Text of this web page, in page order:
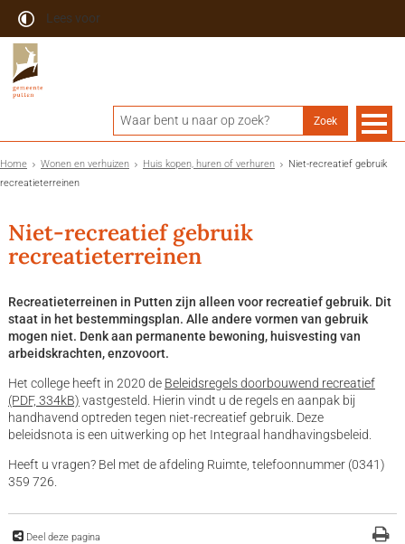
Lees voor
Home Wonen en verhuizen Huis kopen, huren of verhuren
Niet-recreatief gebruik
recreatieterreinen
Niet-recreatief gebruik
recreatieterreinen
Recreatieterreinen in Putten zijn alleen voor recreatief gebruik. Dit
staat in het bestemmingsplan. Alle andere vormen van gebruik
mogen niet. Denk aan permanente bewoning, huisvesting van
arbeidskrachten, enzovoort.
Het college heeft in 2020 de Beleidsregels doorbouwend recreatief
(PDF, 334kB) vastgesteld. Hierin vindt u de regels en aanpak bij
handhavend optreden tegen niet-recreatief gebruik. Deze
beleidsnota is een uitwerking op het Integraal handhavingsbeleid.
Heeft u vragen? Bel met de afdeling Ruimte, telefoonnummer (0341)
359 726.
Deel deze pagina